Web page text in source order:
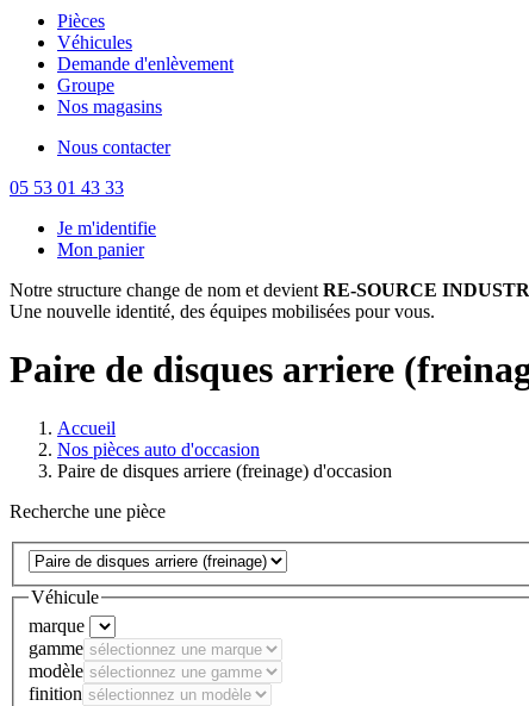
Pièces
Véhicules
Demande d'enlèvement
Groupe
Nos magasins
Nous contacter
05 53 01 43 33
Je m'identifie
Mon panier
Notre structure change de nom et devient RE-SOURCE
Une nouvelle identité, des équipes mobilisées pour vous.
Paire de disques arriere
Accueil
Nos pièces auto d'occasion
Paire de disques arriere (freinage) d'occasion
Recherche une pièce
Véhicule
marque
gamme
modèle
finition